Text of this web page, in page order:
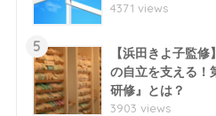
4371 views
5
【浜田きよ子監
の自立を支える！
研修』とは？
3903 views